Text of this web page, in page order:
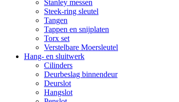
Stanley messen
Steek-ring sleutel
Tangen
Tappen en snijplaten
Torx set
Verstelbare Moersleutel
Hang- en sluitwerk
Cilinders
Deurbeslag binnendeur
Deurslot
Hangslot